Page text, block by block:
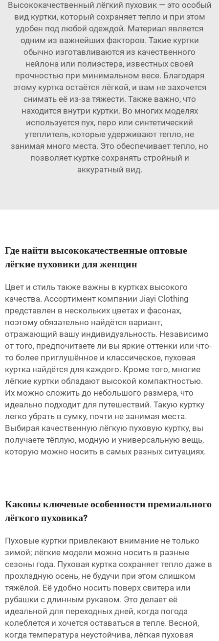
Высококачественный лёгкий пуховик — это особый
вид куртки, который сохраняет тепло и при этом
удобен под любой одеждой. Материал является
одним из важнейших факторов. Такие куртки
обычно изготавливаются из качественного
нейлона или полиэстера, известных своей
прочностью при минимальном весе. Благодаря
этому куртка остаётся лёгкой, и вам не захочется
снимать её из-за тяжести. Также важно, что
находится внутри куртки. Во многих моделях
используется пух, перо или синтетический
утеплитель, которые удерживают тепло, не
занимая много места. Это обеспечивает тепло, но
позволяет куртке сохранять стройный и
аккуратный вид.
Где найти высококачественные оптовые
лёгкие пуховики для женщин
Цвет и стиль также важны в куртках высокого
качества. Ассортимент компании Jiayi Clothing
представлен в нескольких цветах и фасонах,
поэтому обязательно найдётся вариант,
отражающий вашу индивидуальность. Независимо
от того, предпочитаете ли вы яркие оттенки или что-
то более приглушённое и классическое, пуховая
куртка найдётся для каждого. Кроме того, многие
лёгкие куртки обладают высокой компактностью.
Их можно сложить до небольшого размера, что
идеально подходит для путешествий. Такую куртку
легко убрать в сумку, почти не занимая места.
Выбирая качественную лёгкую пуховую куртку, вы
получаете тёплую, модную и универсальную вещь,
которую можно носить в самых разных ситуациях.
Каковы ключевые особенности премиального
лёгкого пуховика?
Пуховые куртки привлекают внимание не только
зимой; лёгкие модели можно носить в разные
сезоны года. Пуховая куртка сохраняет тепло даже в
прохладную осень, не будучи при этом слишком
тяжёлой. Её удобно носить поверх свитера или
рубашки с длинным рукавом. Это делает её
идеальной для переходных дней, когда погода
колеблется и хочется оставаться в тепле. Весной,
когда температура неустойчива, лёгкая пуховая